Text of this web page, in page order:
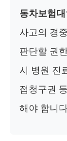
동차보험
사고의 경
판단할 권
시 병원 진
접청구권
해야 합니